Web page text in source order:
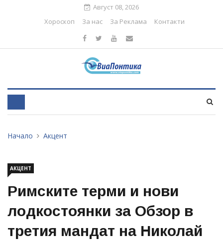
Август 08, 2026
Хороскоп
За нас За Реклама Контакти
Начало Акцент
АКЦЕНТ
Римските терми и нови
лодкостоянки за Обзор в
третия мандат на Николай